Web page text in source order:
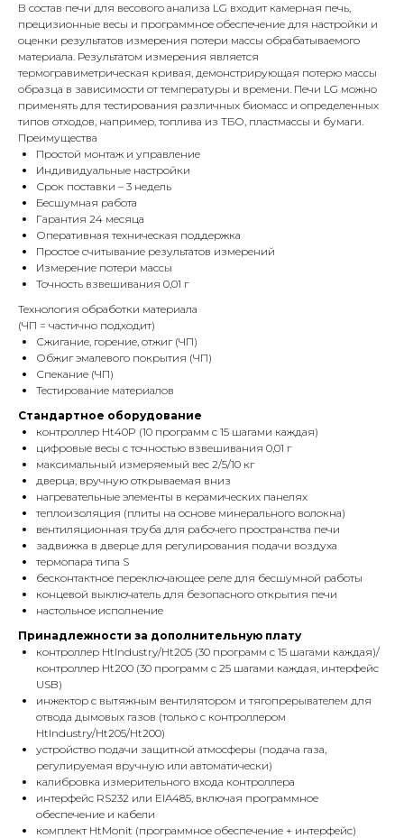
В состав печи для весового анализа LG входит камерная печь,
прецизионные весы и программное обеспечение для настройки и
оценки результатов измерения потери массы обрабатываемого
материала. Результатом измерения является
термогравиметрическая кривая, демонстрирующая потерю массы
образца в зависимости от температуры и времени. Печи LG можно
применять для тестирования различных биомасс и определенных
типов отходов, например, топлива из ТБО, пластмассы и бумаги.
Преимущества
Простой монтаж и управление
Индивидуальные настройки
Срок поставки – 3 недель
Бесшумная работа
Гарантия 24 месяца
Оперативная техническая поддержка
Простое считывание результатов измерений
Измерение потери массы
Точность взвешивания 0,01 г
Технология обработки материала
(ЧП = частично подходит)
Сжигание, горение, отжиг (ЧП)
Обжиг эмалевого покрытия (ЧП)
Спекание (ЧП)
Тестирование материалов
Стандартное оборудование
контроллер Ht40P (10 программ с 15 шагами каждая)
цифровые весы с точностью взвешивания 0,01 г
максимальный измеряемый вес 2/5/10 кг
дверца, вручную открываемая вниз
нагревательные элементы в керамических панелях
теплоизоляция (плиты на основе минерального волокна)
вентиляционная труба для рабочего пространства печи
задвижка в дверце для регулирования подачи воздуха
термопара типа S
бесконтактное переключающее реле для бесшумной работы
концевой выключатель для безопасного открытия печи
настольное исполнение
Принадлежности за дополнительную плату
контроллер HtIndustry/Ht205 (30 программ с 15 шагами каждая)/
контроллер Ht200 (30 программ с 25 шагами каждая, интерфейс
USB)
инжектор с вытяжным вентилятором и тягопрерывателем для
отвода дымовых газов (только с контроллером
HtIndustry/Ht205/Ht200)
устройство подачи защитной атмосферы (подача газа,
регулируемая вручную или автоматически)
калибровка измерительного входа контроллера
интерфейс RS232 или EIA485, включая программное
обеспечение и кабели
комплект HtMonit (программное обеспечение + интерфейс)